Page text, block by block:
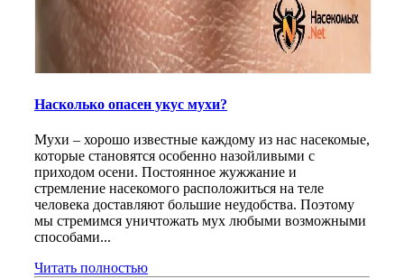
Насколько опасен укус мухи?
Мухи – хорошо известные каждому из нас насекомые,
которые становятся особенно назойливыми с
приходом осени. Постоянное жужжание и
стремление насекомого расположиться на теле
человека доставляют большие неудобства. Поэтому
мы стремимся уничтожать мух любыми возможными
способами...
Читать полностью